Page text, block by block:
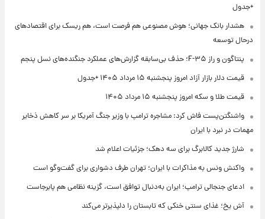
+جدول
هشدار بانک جهانی؛ هوش مصنوعی هم فرصت است، هم ریسک برای اقتصادهای
درحال توسعه
پنتاگون و راز F-۳۵؛ حذف بی‌سابقه گزارش‌های عملکرد جنگنده‌های نسل پنجم
قیمت دلار بازار آزاد امروز پنجشنبه ۱۵ مرداد ۱۴۰۵ +جدول
قیمت طلا و سکه امروز پنجشنبه ۱۵ مرداد ۱۴۰۵
واشنگتن‌پست فاش کرد: مشاجره ترامپ با وزیر جنگ آمریکا بر سر کاهش ذخایر
مهمات در نبرد با ایران
شارژ جدید کالابرگ برای سه دهک؛ جزئیات اعلام شد
واکنش ونس به مذاکرات با ایران؛ تهران طرف دشواری برای گفت‌وگو است
ادعای جنجالی ترامپ؛ ایران به‌دنبال توافق است، گزینه نظامی هم پابرجاست
آش یخ؛ غذای سنتی خنکی که تابستان را دلپذیرتر می‌کند